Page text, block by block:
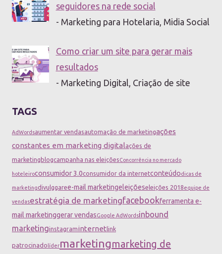
seguidores na rede social
- Marketing para Hotelaria, Midia Social
Como criar um site para gerar mais
resultados
- Marketing Digital, Criação de site
TAGS
AdWordsaumentar vendasautomação de marketingações
constantes em marketing digitalações de
marketingblogcampanha nas eleiçõesConcorrência no mercado
hoteleiroconsumidor 3.0consumidor da internetconteúdodicas de
marketingdivulggaree-mail marketingeleiçõeseleições 2018equipe de
vendasestratégia de marketingfacebookferramenta e-
mail marketinggerar vendasGoogle AdWordsinbound
marketinginstagraminternetlink
patrocinadolídermarketingmarketing de